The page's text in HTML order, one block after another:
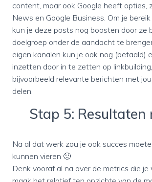
content, maar ook Google heeft opties,
News en Google Business. Om je
kun je deze posts nog boosten door ze
doelgroep onder de aandacht te
eigen kanalen kun je ook nog (betaald)
inzetten door in te zetten op
bijvoorbeeld relevante berichten met
delen.
Stap 5: Resultaten
Na al dat werk zou je ook succes
kunnen vieren 🙂
Denk vooraf al na over de metrics die